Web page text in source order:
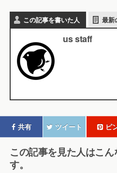
この記事を書いた人 最新
us staff
共有 ツイート ピ
この記事を見た人はこ
す。